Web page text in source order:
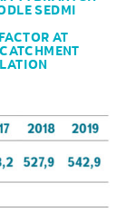
SEDMI
AT